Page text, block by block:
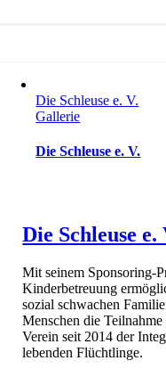
Die Schleuse e. V.
Gallerie
Die Schleuse e. V.
Die Schleuse e.
Mit seinem Sponsoring-
Kinderbetreuung
sozial schwachen
Menschen die
Verein seit 2014 der
lebenden Flüchtlinge.